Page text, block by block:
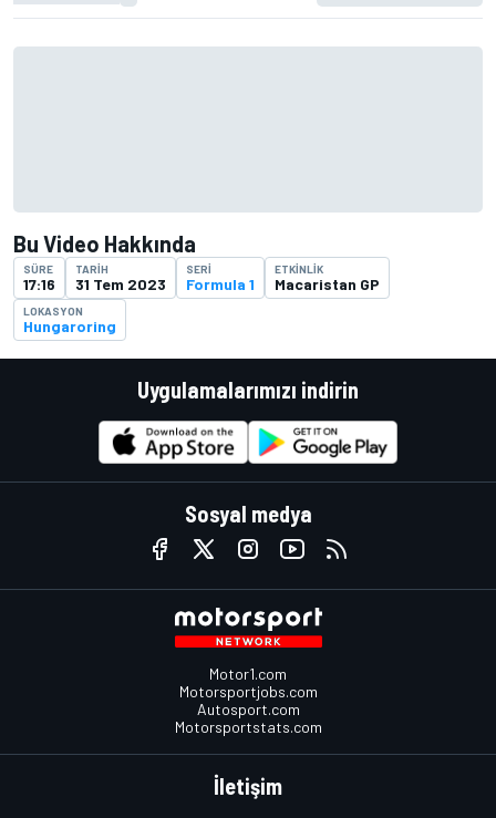
Bu Video Hakkında
SÜRE
17:16
TARIH
31 Tem 2023
SERI
Formula 1
ETKINLIK
Macaristan GP
LOKASYON
Hungaroring
Uygulamalarımızı indirin
Sosyal medya
Motor1.com
Motorsportjobs.com
Autosport.com
Motorsportstats.com
İletişim